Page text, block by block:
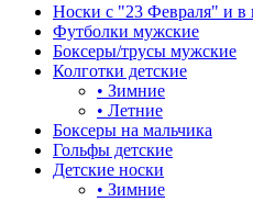
Носки с "23 Февраля" и в
Футболки мужские
Боксеры/трусы мужские
Колготки детские
• Зимние
• Летние
Боксеры на мальчика
Гольфы детские
Детские носки
• Зимние